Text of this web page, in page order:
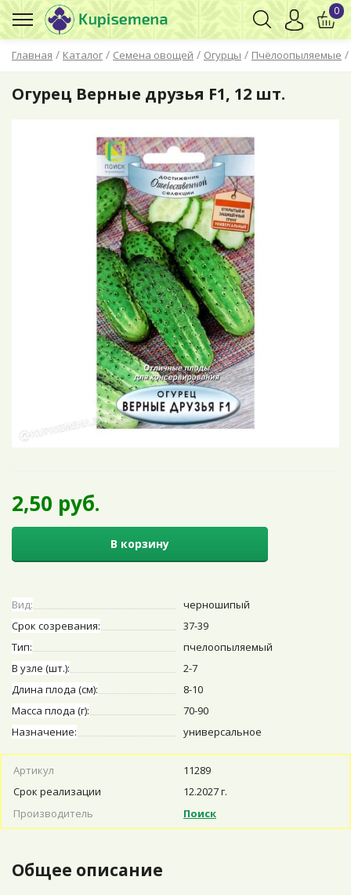
Главная / Каталог / Семена овощей / Огурцы / Пчёлоопыляемые /
0
Огурец Верные друзья F1, 12 шт.
2,50 руб.
В корзину
Вид:
черношипый
Срок созревания:
37-39
Тип:
пчелоопыляемый
В узле (шт.):
2-7
Длина плода (см):
8-10
Масса плода (г):
70-90
Назначение:
универсальное
Артикул
11289
Срок реализации
12.2027 г.
Производитель
Поиск
Общее описание